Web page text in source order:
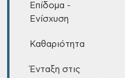
Επίδομα -
Ενίσχυση
Καθαριότητα
Ένταξη στις